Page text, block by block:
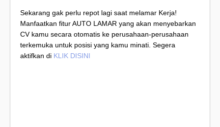
Sekarang gak perlu repot lagi saat melamar Kerja!
Manfaatkan fitur AUTO LAMAR yang akan menyebarkan
CV kamu secara otomatis ke perusahaan-perusahaan
terkemuka untuk posisi yang kamu minati. Segera
aktifkan di KLIK DISINI